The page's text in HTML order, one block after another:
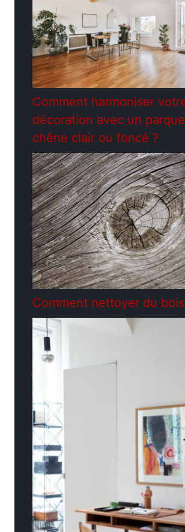
Comment harmoniser
décoration avec un
chêne clair ou foncé ?
Comment nettoyer du